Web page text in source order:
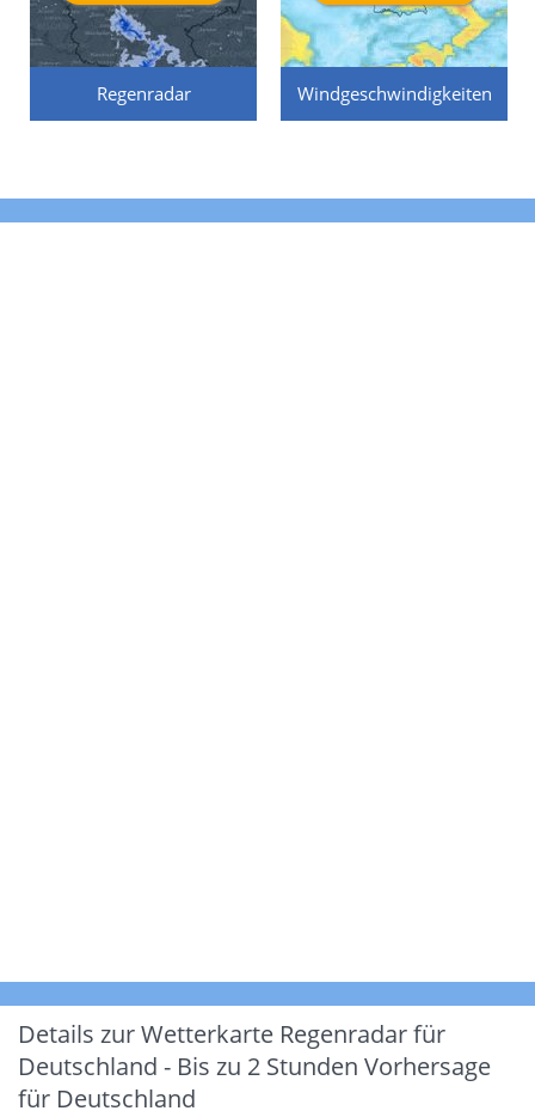
Regenradar Windgeschwindigkeiten
Details zur Wetterkarte Regenradar für
Deutschland - Bis zu 2 Stunden Vorhersage
für Deutschland